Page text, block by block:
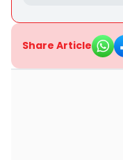
Share Article